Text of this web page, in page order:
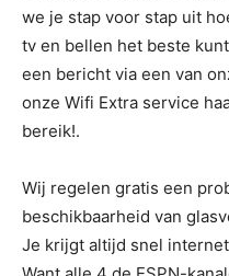
we je stap voor stap uit
tv en bellen het beste
een bericht via een van
onze Wifi Extra service
bereik!.
Wij regelen gratis een
beschikbaarheid van
Je krijgt altijd snel